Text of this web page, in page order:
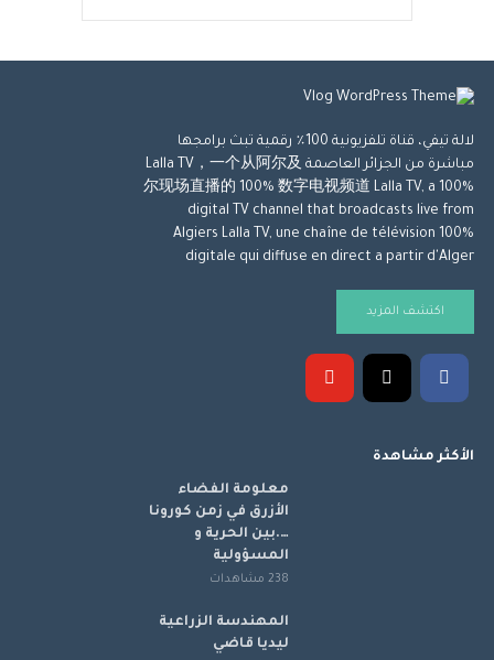
لالة تيفي، قناة تلفزيونية 100٪ رقمية تبث برامجها
مباشرة من الجزائر العاصمة Lalla TV，一个从阿尔及
尔现场直播的 100% 数字电视频道 Lalla TV, a 100%
digital TV channel that broadcasts live from
Algiers Lalla TV, une chaîne de télévision 100%
digitale qui diffuse en direct a partir d'Alger
اكتشف المزيد
الأكثر مشاهدة
معلومة الفضاء
الأزرق في زمن كورونا
….بين الحرية و
المسؤولية
238 مشاهدات
المهندسة الزراعية
ليديا قاضي